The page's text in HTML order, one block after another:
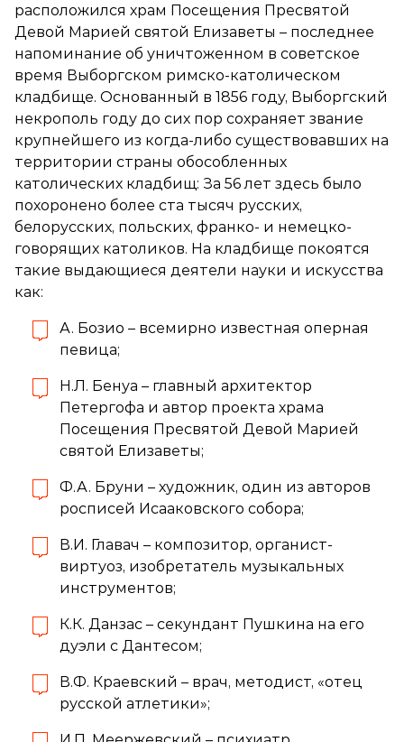
расположился храм Посещения Пресвятой
Девой Марией святой Елизаветы – последнее
напоминание об уничтоженном в советское
время Выборгском римско-католическом
кладбище. Основанный в 1856 году, Выборгский
некрополь году до сих пор сохраняет звание
крупнейшего из когда-либо существовавших на
территории страны обособленных
католических кладбищ: За 56 лет здесь было
похоронено более ста тысяч русских,
белорусских, польских, франко- и немецко-
говорящих католиков. На кладбище покоятся
такие выдающиеся деятели науки и искусства
как:
А. Бозио – всемирно известная оперная
певица;
Н.Л. Бенуа – главный архитектор
Петергофа и автор проекта храма
Посещения Пресвятой Девой Марией
святой Елизаветы;
Ф.А. Бруни – художник, один из авторов
росписей Исааковского собора;
В.И. Главач – композитор, органист-
виртуоз, изобретатель музыкальных
инструментов;
К.К. Данзас – секундант Пушкина на его
дуэли с Дантесом;
В.Ф. Краевский – врач, методист, «отец
русской атлетики»;